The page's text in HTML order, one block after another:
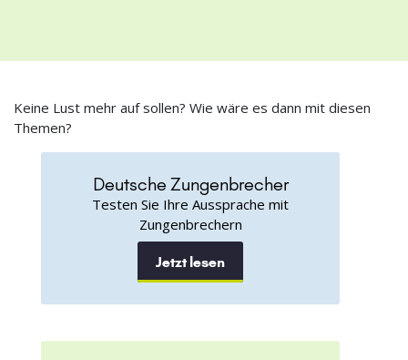
Keine Lust mehr auf sollen? Wie wäre es dann mit diesen
Themen?
Deutsche Zungenbrecher
Testen Sie Ihre Aussprache mit
Zungenbrechern
Jetzt lesen